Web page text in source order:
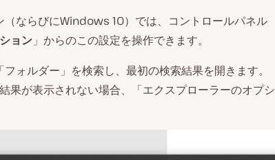
ならびにWindows 10）では、コントロールパネル
ョン 」からのこの設定を操作できます。
ォルダー」を検索し、最初の検索結果を開きます。
果が表示されない場合、「エクスプローラーのオプシ